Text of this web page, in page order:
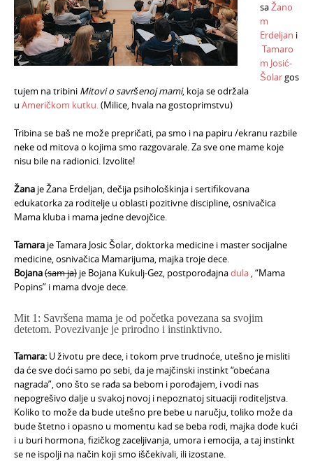
saŽano
m
Erdeljan i
Tamaro
m Josić-
Šolargos
tujem na tribini Mitovi o savršenoj mami, koja se održala
u Američkom kutku.(Milice, hvala na gostoprimstvu)
Tribina se baš ne može prepričati, pa smo i na papiru /ekranu razbile
neke od mitova o kojima smo razgovarale. Za sve one mame koje
nisu bile na radionici. Izvolite!
Žana je ​Žana Erdeljan, dečija psihološkinja​ ​i​ ​sertifikovana
edukatorka za roditelje u oblasti pozitivne discipline,​ ​osnivačica
Mama kluba i mama jedne devojčice.
​Tamara je Tamara Josic Šolar, doktorka medicine i master socijalne
medicine, osnivačica Mamarijuma, majka troje dece.
​Bojana(sam ja) je Bojana Kukulj-Gez, postporođajnadula , “Mama
Popins” i mama dvoje dece.
Mit 1: Savršena mama je od početka povezana sa svojim
detetom. Povezivanje je prirodno i instinktivno.
Tamara: U životu pre dece, i tokom prve trudnoće, utešno je misliti
da će sve doći samo po sebi, da je majčinski instinkt “obećana
nagrada”, ono što se rađa sa bebom i porođajem, i vodi nas
nepogrešivo dalje u svakoj novoj i nepoznatoj situaciji roditeljstva.
Koliko to može da bude utešno pre bebe u naručju, toliko može da
bude štetno i opasno u momentu kad se beba rodi, majka dođe kući
i u buri hormona, fizičkog zaceljivanja, umora i emocija, a taj instinkt
se ne ispolji na način koji smo iščekivali, ili izostane.